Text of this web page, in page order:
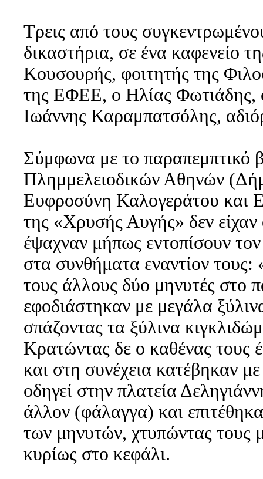
Τρεις από τους
δικαστήρια, σε ένα καφενείο
Κουσουρής, φοιτητής της
της ΕΦΕΕ, ο Ηλίας Φωτιάδης,
Ιωάννης Καραμπατσόλης,
Σύμφωνα με το παραπεμπτικό
Πλημμελειοδικών Αθηνών
Ευφροσύνη Καλογεράτου και
της «Χρυσής Αυγής» δεν
έψαχναν μήπως εντοπίσουν
στα συνθήματα εναντίον τους:
τους άλλους δύο μηνυτές στο
εφοδιάστηκαν με μεγάλα
σπάζοντας τα ξύλινα
Κρατώντας δε ο καθένας
και στη συνέχεια κατέβηκαν
οδηγεί στην πλατεία
άλλον (φάλαγγα) και
των μηνυτών, χτυπώντας τους
κυρίως στο κεφάλι.